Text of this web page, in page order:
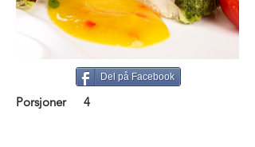
Del på Facebook
Porsjoner 4